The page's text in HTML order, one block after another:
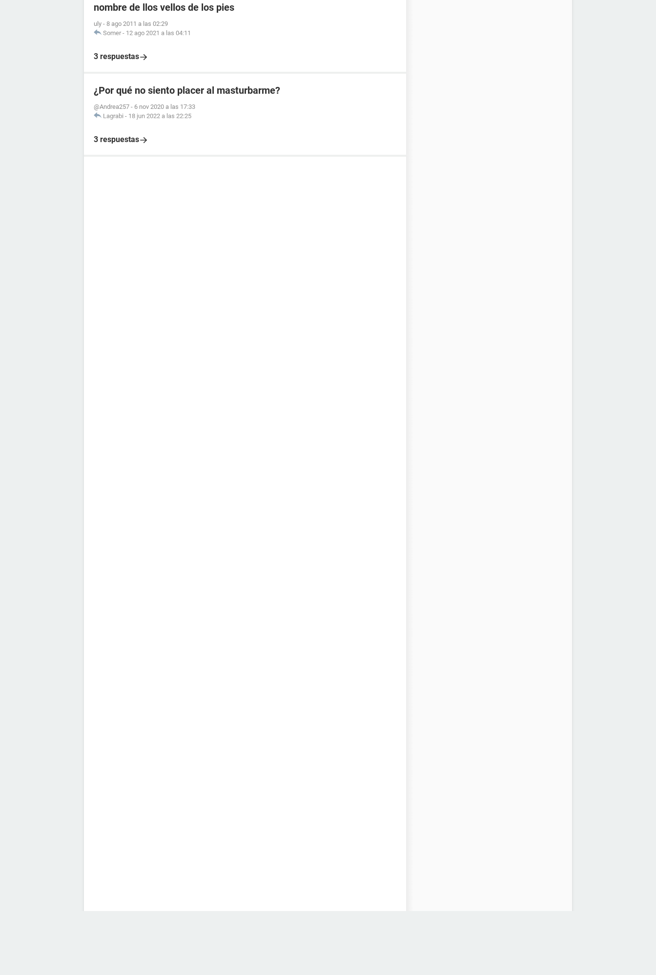
nombre de llos vellos de los pies
uly - 8 ago 2011 a las 02:29
Somer - 12 ago 2021 a las 04:11
3 respuestas
¿Por qué no siento placer al masturbarme?
@Andrea257 - 6 nov 2020 a las 17:33
Lagrabi - 18 jun 2022 a las 22:25
3 respuestas